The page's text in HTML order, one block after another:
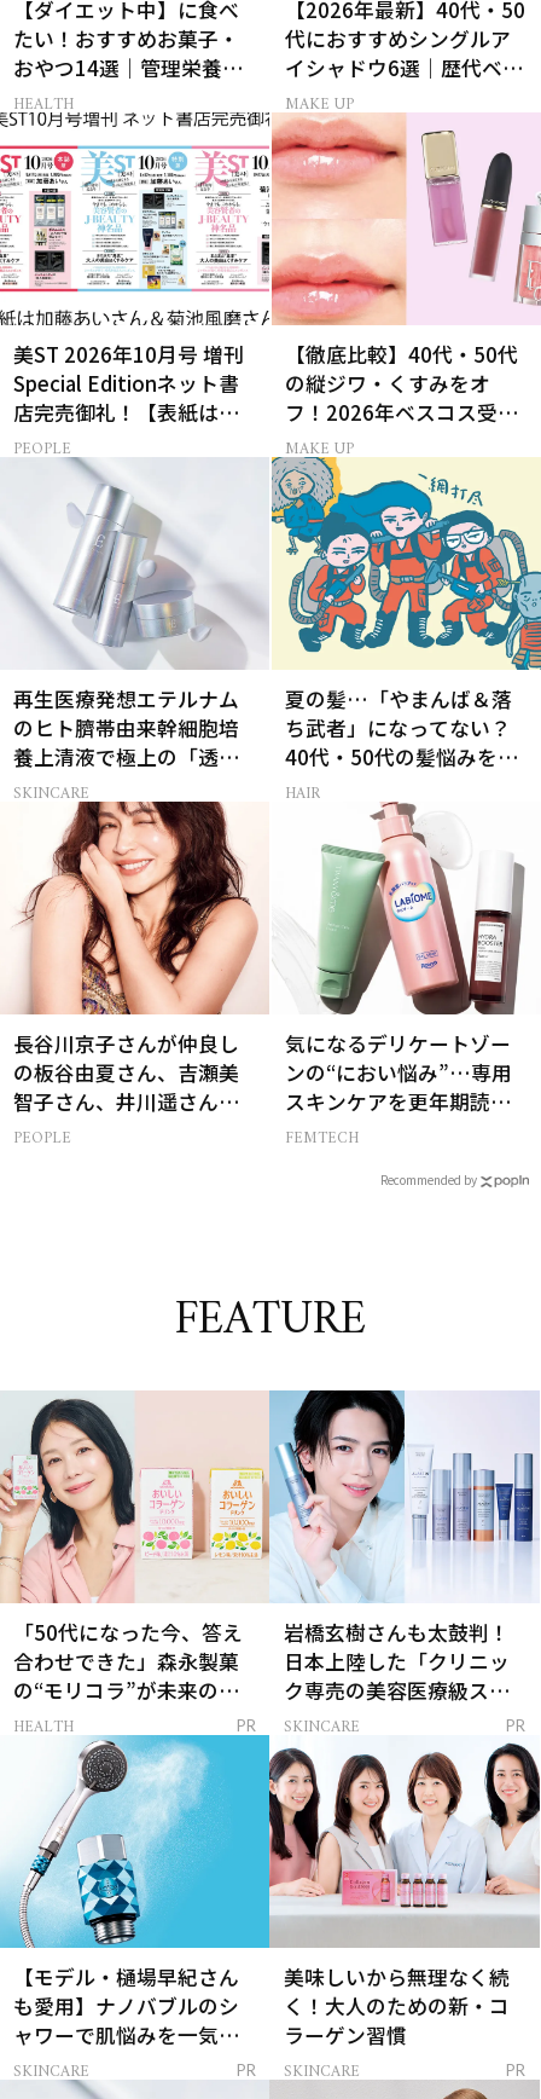
【ダイエット中】に食べ
たい！おすすめお菓子・
おやつ14選｜管理栄養士
監修
HEALTH
【2026年最新】40代・50
代におすすめシングルア
イシャドウ6選｜歴代ベス
トコスメ受賞まとめ
MAKE UP
美ST 2026年10月号 増刊
Special Editionネット書
店完売御礼！【表紙は加
藤あいさん＆菊池風磨さ
PEOPLE
【徹底比較】40代・50代
の縦ジワ・くすみをオ
フ！2026年ベスコス受賞
リキッドルージュ3選
MAKE UP
再生医療発想エテルナム
のヒト臍帯由来幹細胞培
養上清液で極上の「透明
感ハリ肌」へ
SKINCARE
夏の髪…「やまんば＆落
ち武者」になってない？
40代・50代の髪悩みをレ
スキューする裏ワザ
HAIR
長谷川京子さんが仲良し
の板谷由夏さん、吉瀬美
智子さん、井川遥さんと
集まる理由は…
PEOPLE
気になるデリケートゾー
ンの“におい悩み”…専用
スキンケアを更年期読者
が本気でお試し！
FEMTECH
Recommended by
FEATURE
「50代になった今、答え
合わせできた」森永製菓
の“モリコラ”が未来のキ
レイを連れてくる！
HEALTH PR
岩橋玄樹さんも太鼓判！
日本上陸した「クリニッ
ク専売の美容医療級スキ
ンケア」
SKINCARE PR
【モデル・樋場早紀さん
も愛用】ナノバブルのシ
ャワーで肌悩みを一気に
解決
SKINCARE PR
美味しいから無理なく続
く！大人のための新・コ
ラーゲン習慣
SKINCARE PR